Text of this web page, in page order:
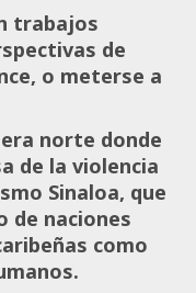
trabajos
de
o meterse a
norte donde
de la violencia
Sinaloa, que
de naciones
como